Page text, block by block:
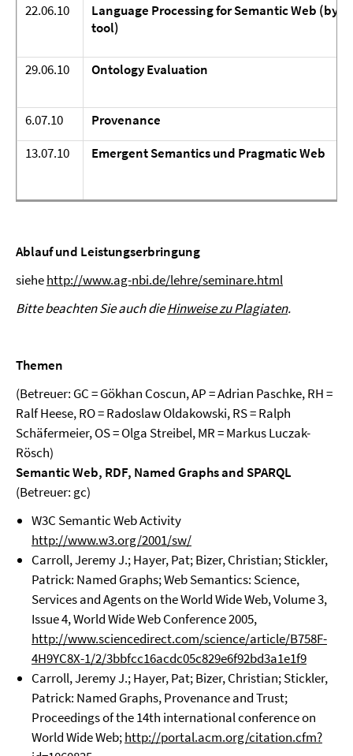
22.06.10
Language Processing for Semantic Web (by
tool)
29.06.10 Ontology Evaluation
6.07.10
Provenance
13.07.10
Emergent Semantics und Pragmatic Web
Ablauf und Leistungserbringung
siehehttp://www.ag-nbi.de/lehre/seminare.html
Bitte beachten Sie auch dieHinweise zu Plagiaten.
Themen
(Betreuer: GC = Gökhan Coscun, AP = Adrian Paschke, RH =
Ralf Heese, RO = Radoslaw Oldakowski, RS = Ralph
Schäfermeier, OS = Olga Streibel, MR = Markus Luczak-
Rösch)
Semantic Web, RDF, Named Graphs and SPARQL
(Betreuer: gc)
W3C Semantic Web Activity
http://www.w3.org/2001/sw/
Carroll, Jeremy J.; Hayer, Pat; Bizer, Christian; Stickler,
Patrick: Named Graphs; Web Semantics: Science,
Services and Agents on the World Wide Web, Volume 3,
Issue 4, World Wide Web Conference 2005,
http://www.sciencedirect.com/science/article/B758F-
4H9YC8X-1/2/3bbfcc16acdc05c829e6f92bd3a1e1f9
Carroll, Jeremy J.; Hayer, Pat; Bizer, Christian; Stickler,
Patrick: Named Graphs, Provenance and Trust;
Proceedings of the 14th international conference on
World Wide Web;http://portal.acm.org/citation.cfm?